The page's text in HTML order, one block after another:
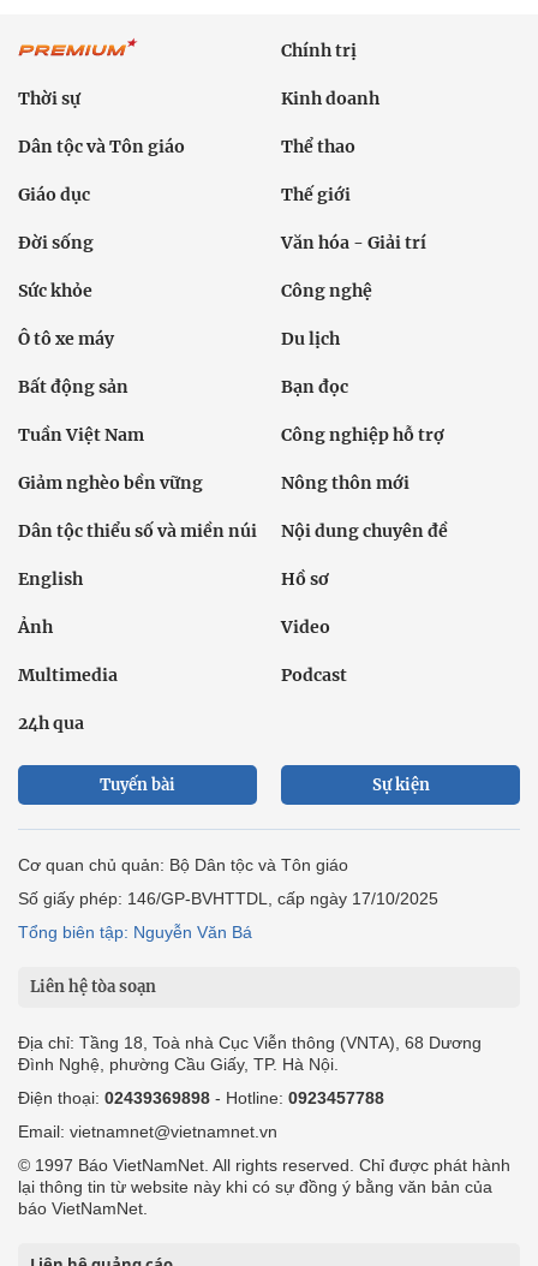
Chính trị
Thời sự Kinh doanh
Dân tộc và Tôn giáo Thể thao
Giáo dục Thế giới
Đời sống Văn hóa - Giải trí
Sức khỏe Công nghệ
Ô tô xe máy Du lịch
Bất động sản Bạn đọc
Tuần Việt Nam Công nghiệp hỗ trợ
Giảm nghèo bền vững Nông thôn mới
Dân tộc thiểu số và miền núi Nội dung chuyên đề
English Hồ sơ
Ảnh Video
Multimedia Podcast
24h qua
Tuyến bài Sự kiện
Cơ quan chủ quản: Bộ Dân tộc và Tôn giáo
Số giấy phép: 146/GP-BVHTTDL, cấp ngày 17/10/2025
Tổng biên tập: Nguyễn Văn Bá
Liên hệ tòa soạn
Địa chỉ: Tầng 18, Toà nhà Cục Viễn thông (VNTA), 68 Dương
Đình Nghệ, phường Cầu Giấy, TP. Hà Nội.
Điện thoại: 02439369898 - Hotline: 0923457788
Email: vietnamnet@vietnamnet.vn
© 1997 Báo VietNamNet. All rights reserved. Chỉ được phát hành
lại thông tin từ website này khi có sự đồng ý bằng văn bản của
báo VietNamNet.